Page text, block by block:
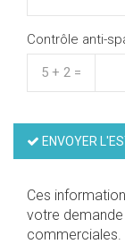
Contrôle anti-
5 + 2 =
ENVOYER
Ces
votre
commerciales.